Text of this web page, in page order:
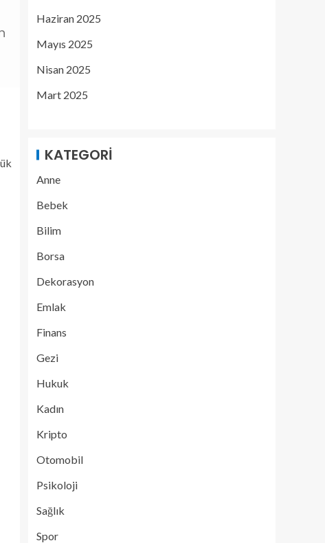
Haziran 2025
Mayıs 2025
Nisan 2025
Mart 2025
KATEGORI
Anne
Bebek
Bilim
Borsa
Dekorasyon
Emlak
Finans
Gezi
Hukuk
Kadın
Kripto
Otomobil
Psikoloji
Sağlık
Spor